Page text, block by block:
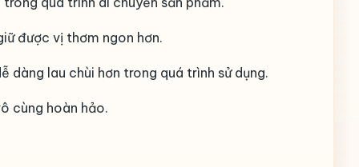
được vị thơm ngon hơn.
dàng lau chùi hơn trong quá trình sử dụng.
cùng hoàn hảo.